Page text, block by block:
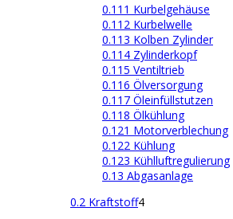
0.111 Kurbelgehäuse
0.112 Kurbelwelle
0.113 Kolben Zylinder
0.114 Zylinderkopf
0.115 Ventiltrieb
0.116 Ölversorgung
0.117 Öleinfüllstutzen
0.118 Ölkühlung
0.121 Motorverblechung
0.122 Kühlung
0.123 Kühlluftregulierung
0.13 Abgasanlage
0.2 Kraftstoff4